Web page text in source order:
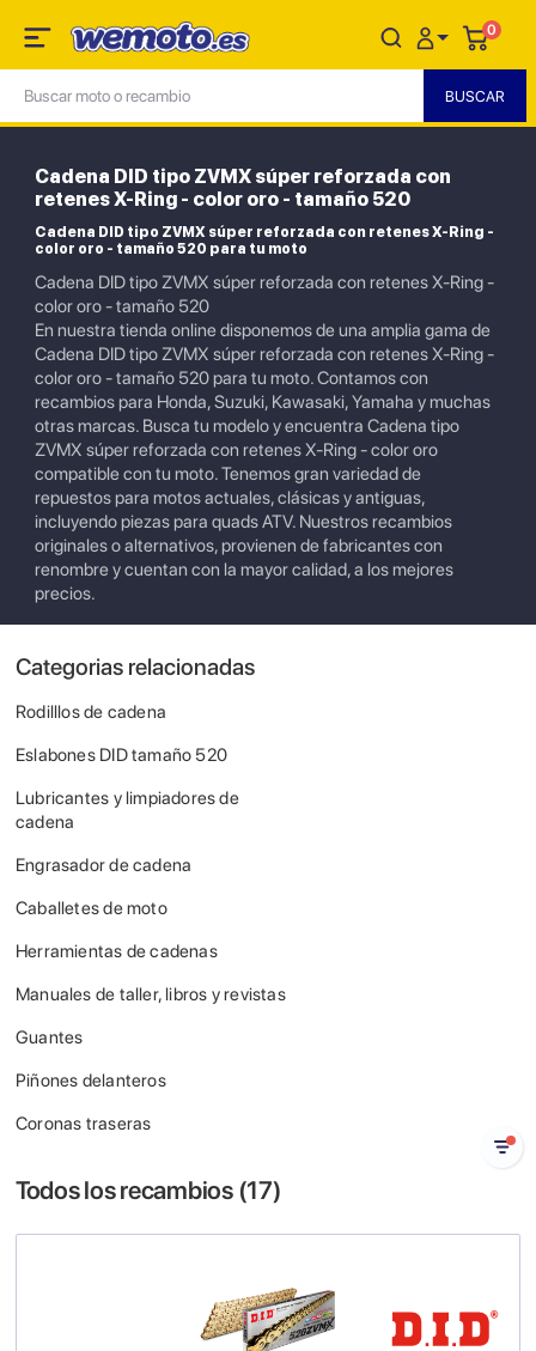
0
Cadena DID tipo ZVMX súper reforzada con
retenes X-Ring - color oro - tamaño 520
Cadena DID tipo ZVMX súper reforzada con retenes X-Ring -
color oro - tamaño 520 para tu moto
Cadena DID tipo ZVMX súper reforzada con retenes X-Ring -
color oro - tamaño 520
En nuestra tienda online disponemos de una amplia gama de
Cadena DID tipo ZVMX súper reforzada con retenes X-Ring -
color oro - tamaño 520 para tu moto. Contamos con
recambios para Honda, Suzuki, Kawasaki, Yamaha y muchas
otras marcas. Busca tu modelo y encuentra Cadena tipo
ZVMX súper reforzada con retenes X-Ring - color oro
compatible con tu moto. Tenemos gran variedad de
repuestos para motos actuales, clásicas y antiguas,
incluyendo piezas para quads ATV. Nuestros recambios
originales o alternativos, provienen de fabricantes con
renombre y cuentan con la mayor calidad, a los mejores
precios.
Categorias relacionadas
Rodilllos de cadena
Eslabones DID tamaño 520
Lubricantes y limpiadores de
cadena
Engrasador de cadena
Caballetes de moto
Herramientas de cadenas
Manuales de taller, libros y revistas
Guantes
Piñones delanteros
Coronas traseras
Todos los recambios (17)